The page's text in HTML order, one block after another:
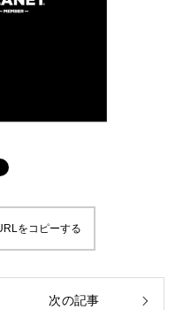
をコピーする
次の記事